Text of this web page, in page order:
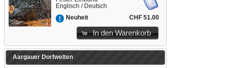
Englisch / Deutsch
Neuheit
CHF 51.00
In den Warenkorb
Aargauer Dorfwelten